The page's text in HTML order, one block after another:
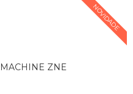
NOVIDADE